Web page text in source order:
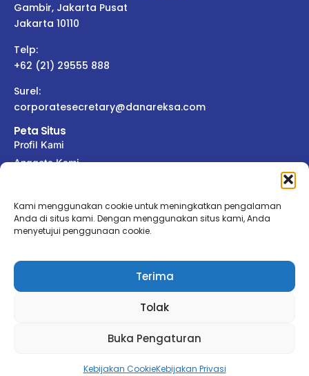
Kami menggunakan cookie untuk meningkatkan pengalaman
Anda di situs kami. Dengan menggunakan situs kami, Anda
menyetujui penggunaan cookie.
Terima
Tolak
Buka Pengaturan
Kebijakan CookieKebijakan Privasi
Gambir, Jakarta Pusat
Jakarta 10110
Telp:
+62 (21) 29555 888
Surel:
corporatesecretary@danareksa.com
Peta Situs
Profil Kami
Anggota Kami
Publikasi
Hubungi Kami
undang.